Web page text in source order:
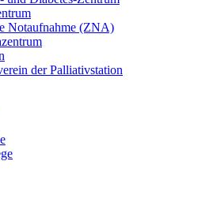
Notaufnahme (ZNA)
der Palliativstation